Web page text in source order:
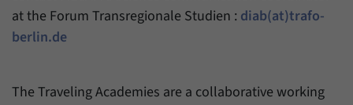
at the Forum Transregionale Studien : diab(at)trafo-
berlin.de
The Traveling Academies are a collaborative working